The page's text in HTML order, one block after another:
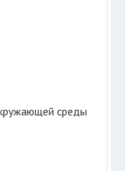
среды